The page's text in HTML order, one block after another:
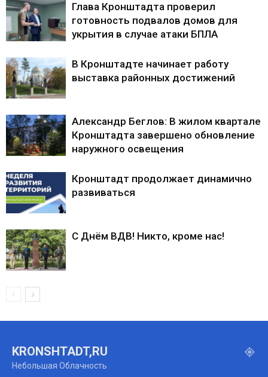
Глава Кронштадта проверил
готовность подвалов домов для
укрытия в случае атаки БПЛА
В Кронштадте начинает работу
выставка районных достижений
Александр Беглов: В жилом квартале
Кронштадта завершено обновление
наружного освещения
Кронштадт продолжает динамично
развиваться
С Днём ВДВ! Никто, кроме нас!
KRONSHTADT,RU
Небольшая Облачность